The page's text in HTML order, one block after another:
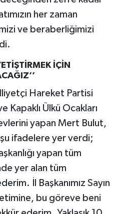
her zaman
ve beraberliğimizi
İÇİN
Hareket Partisi
Kapaklı Ülkü Ocakları
yapan Mert Bulut,
ifadelere yer verdi;
yapan tüm
yer alan tüm
İl Başkanımız Sayın
bu göreve beni